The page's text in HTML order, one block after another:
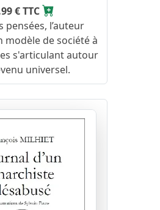
€ TTC
pensées, l’auteur
modèle de société à
s'articulant autour
universel.